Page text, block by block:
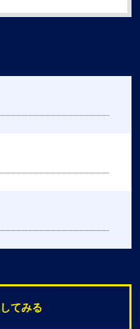
てみる